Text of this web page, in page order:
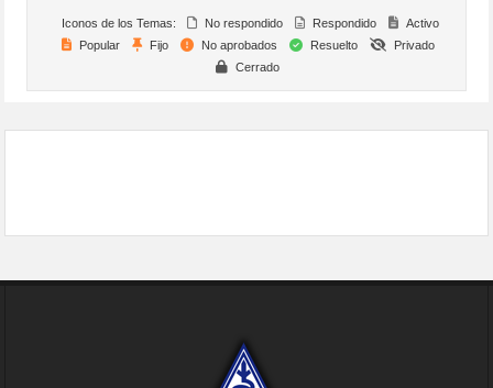
Iconos de los Temas: No respondido Respondido
Activo
Popular
Fijo No aprobados Resuelto
Privado
Cerrado